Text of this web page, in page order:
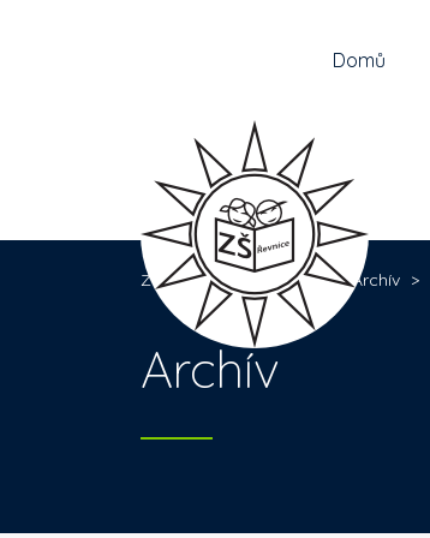
Domů
Základní škola Řevnice > Archív >
Archív